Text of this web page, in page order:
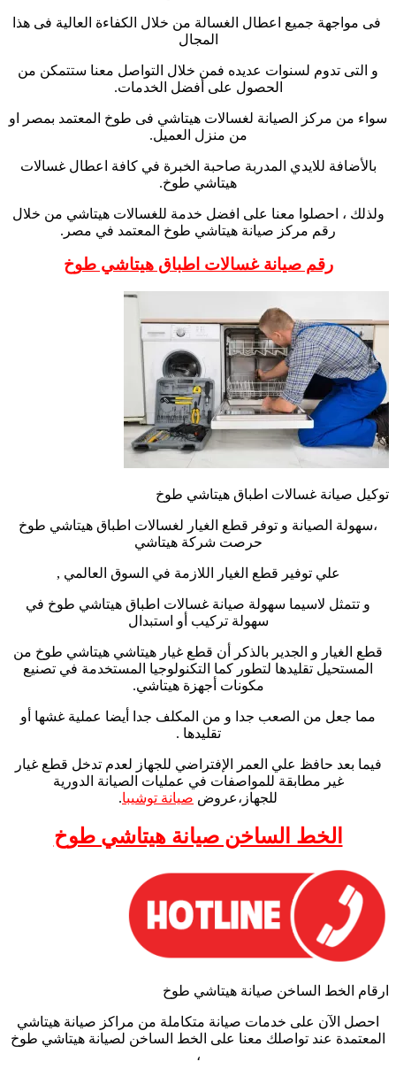
فى مواجهة جميع اعطال الغسالة من خلال الكفاءة العالية فى هذا
المجال
و التى تدوم لسنوات عديده فمن خلال التواصل معنا ستتمكن من
الحصول على أفضل الخدمات.
سواء من مركز الصيانة لغسالات هيتاشي فى طوخ المعتمد بمصر او
من منزل العميل.
بالأضافة للايدي المدربة صاحبة الخبرة في كافة اعطال غسالات
هيتاشي طوخ.
ولذلك ، احصلوا معنا على افضل خدمة للغسالات هيتاشي من خلال
رقم مركز صيانة هيتاشي طوخ المعتمد في مصر.
رقم صيانة غسالات اطباق هيتاشي طوخ
توكيل صيانة غسالات اطباق هيتاشي طوخ
،سهولة الصيانة و توفر قطع الغيار لغسالات اطباق هيتاشي طوخ
حرصت شركة هيتاشي
علي توفير قطع الغيار اللازمة في السوق العالمي ,
و تتمثل لاسيما سهولة صيانة غسالات اطباق هيتاشي طوخ في
سهولة تركيب أو استبدال
قطع الغيار و الجدير بالذكر أن قطع غيار هيتاشي هيتاشي طوخ من
المستحيل تقليدها لتطور كما التكنولوجيا المستخدمة في تصنيع
مكونات أجهزة هيتاشي.
مما جعل من الصعب جدا و من المكلف جدا أيضا عملية غشها أو
تقليدها .
فيما بعد حافظ علي العمر الإفتراضي للجهاز لعدم تدخل قطع غيار
غير مطابقة للمواصفات في عمليات الصيانة الدورية
للجهاز،عروض صيانة توشيبا.
الخط الساخن صيانة هيتاشي طوخ
ارقام الخط الساخن صيانة هيتاشي طوخ
احصل الآن على خدمات صيانة متكاملة من مراكز صيانة هيتاشي
المعتمدة عند تواصلك معنا على الخط الساخن لصيانة هيتاشي طوخ
،